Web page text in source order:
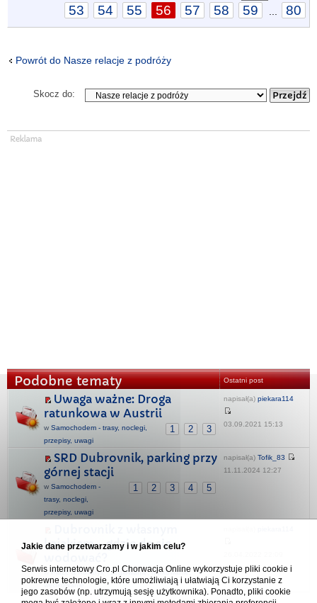
53 54 55 56 57 58 59 80
Powrót do Nasze relacje z podróży
Skocz do:
Podobne tematy Ostatni post
Uwaga ważne: Droga
ratunkowa w Austrii
1 2 3
w Samochodem - trasy, noclegi,
przepisy, uwagi
napisał(a) piekara114
03.09.2021 15:13
SRD Dubrovnik, parking przy
górnej stacji
1 2 3 4 5
w Samochodem -
trasy, noclegi,
przepisy, uwagi
napisał(a) Tofik_83
11.11.2024 12:27
kajakiem - gdzie da się
wPlaże & Adriatyk - żeglowanie, nurkowanie,
wędkowanie...
Jakie dane przetwarzamy i w jakim celu?
Serwis internetowy Cro.pl Chorwacja Online wykorzystuje pliki cookie i
pokrewne technologie, które umożliwiają i ułatwiają Ci korzystanie z
jego zasobów (np. utrzymują sesję użytkownika). Ponadto, pliki cookie